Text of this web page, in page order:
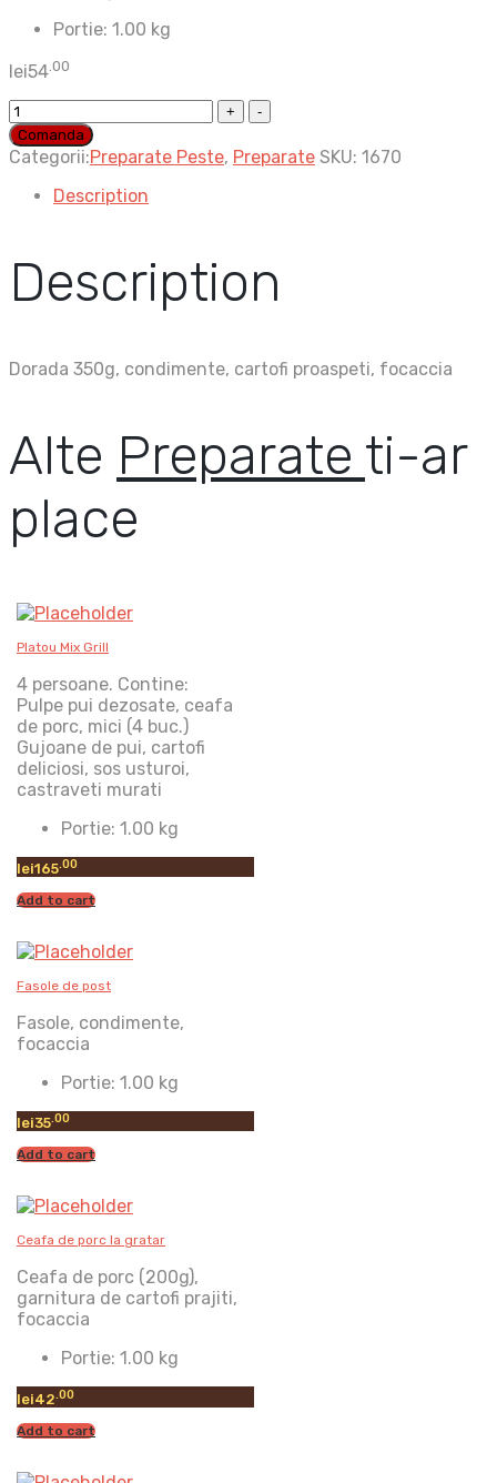
Portie: 1.00 kg
lei54.00
Dorada
regala
la
cuptor
quantity
Comanda
Categorii:Preparate Peste, Preparate SKU: 1670
Description
Description
Dorada 350g, condimente, cartofi proaspeti, focaccia
Alte Preparate ti-ar
place
Platou Mix Grill
4 persoane. Contine:
Pulpe pui dezosate, ceafa
de porc, mici (4 buc.)
Gujoane de pui, cartofi
deliciosi, sos usturoi,
castraveti murati
Portie: 1.00 kg
lei165.00
Add to cart
Fasole de post
Fasole, condimente,
focaccia
Portie: 1.00 kg
lei35.00
Add to cart
Ceafa de porc la gratar
Ceafa de porc (200g),
garnitura de cartofi prajiti,
focaccia
Portie: 1.00 kg
lei42 .00
Add to cart